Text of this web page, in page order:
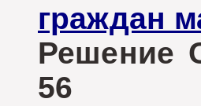
граждан
Решение
56